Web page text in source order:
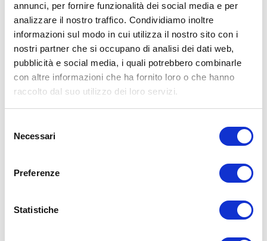
annunci, per fornire funzionalità dei social media e per
analizzare il nostro traffico. Condividiamo inoltre
informazioni sul modo in cui utilizza il nostro sito con i
nostri partner che si occupano di analisi dei dati web,
pubblicità e social media, i quali potrebbero combinarle
con altre informazioni che ha fornito loro o che hanno
raccolto dal suo utilizzo dei loro servizi.
delNecessari
Preferenze
Statistiche
5. allungamento quadricipite
6. allungamento gluteo/piriforme
7. mobilizzazioni cervicali